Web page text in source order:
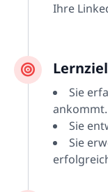
Ihre
Sie
ankommt.
Sie
Sie